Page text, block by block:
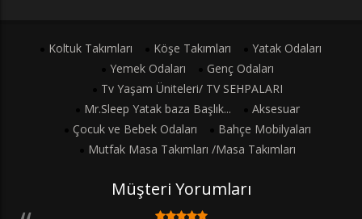
Koltuk Takımları Köşe Takımları
Yatak Odaları
Yemek Odaları
Genç Odaları
Tv Yaşam Üniteleri/ TV SEHPALARI
Mr.Sleep Yatak baza Başlık...
Aksesuar
Çocuk ve Bebek Odaları
Bahçe Mobilyaları
Mutfak Masa Takımları /Masa Takımları
Müşteri Yorumları